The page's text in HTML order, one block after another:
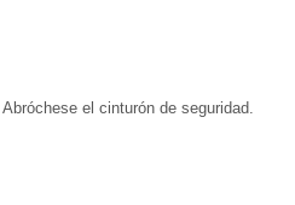
Abróchese el cinturón de seguridad.